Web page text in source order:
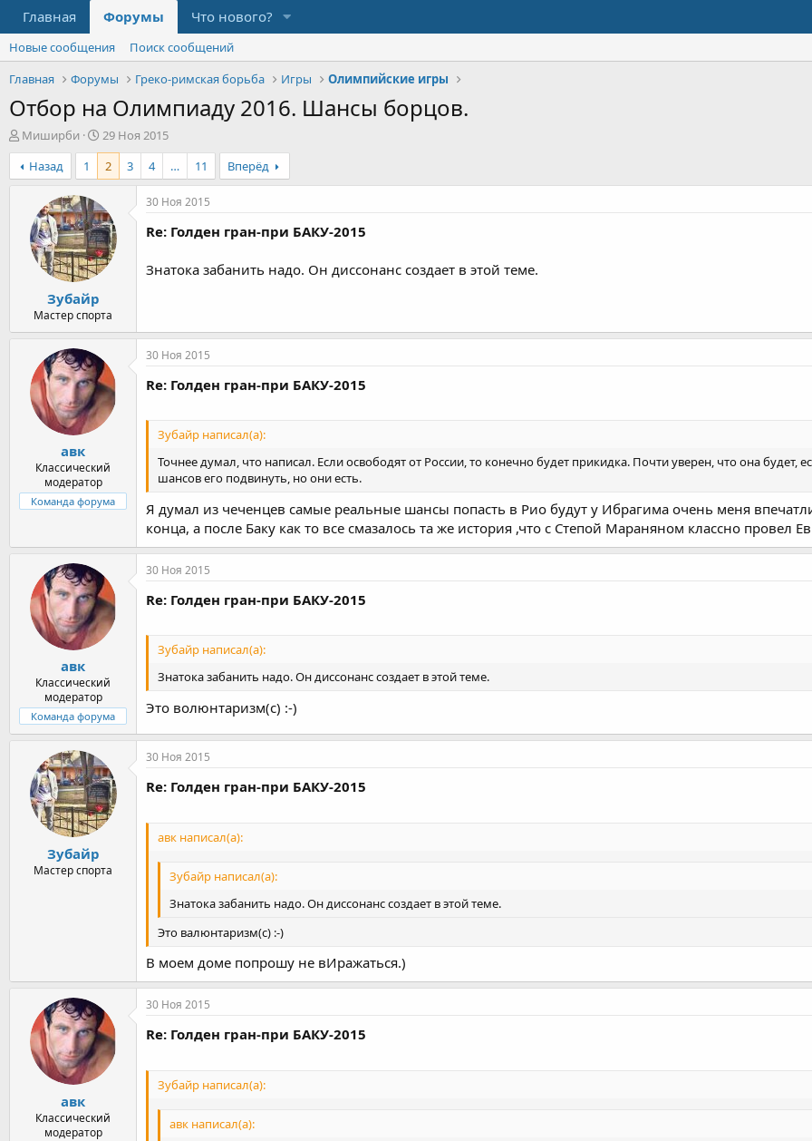
Главная Форумы Что нового?
Новые сообщения
Поиск сообщений
Главная
Форумы Греко-римская борьба Игры Олимпийские игры
Отбор на Олимпиаду 2016. Шансы борцов.
А
в
т
о
Миширби
Д
а
т
а
а
ч
а
л
29 Ноя 2015
Назад
1 2 3 4 … 11 Вперёд
Зубайр
Мастер спорта
30 Ноя 2015
Re: Голден гран-при БАКУ-2015
Знатока забанить надо. Он диссонанс создает в этой теме.
авк
Классический
модератор
Команда форума
30 Ноя 2015
Re: Голден гран-при БАКУ-2015
Зубайр написал(а):
Точнее думал, что написал. Если освободят от России, то конечно будет прикидка. Почти уверен, что она
шансов его подвинуть, но они есть.
Я думал из чеченцев самые реальные шансы попасть в Рио будут у Ибрагима очень меня
конца, а после Баку как то все смазалось та же история ,что с Степой Мараняном классно провел
авк
Классический
модератор
Команда форума
30 Ноя 2015
Re: Голден гран-при БАКУ-2015
Зубайр написал(а):
Знатока забанить надо. Он диссонанс создает в этой теме.
Это волюнтаризм(с) :-)
Зубайр
Мастер спорта
30 Ноя 2015
Re: Голден гран-при БАКУ-2015
авк написал(а):
Зубайр написал(а):
Знатока забанить надо. Он диссонанс создает в этой теме.
Это валюнтаризм(с) :-)
В моем доме попрошу не вИражаться.)
авк
Классический
модератор
30 Ноя 2015
Re: Голден гран-при БАКУ-2015
Зубайр написал(а):
авк написал(а):